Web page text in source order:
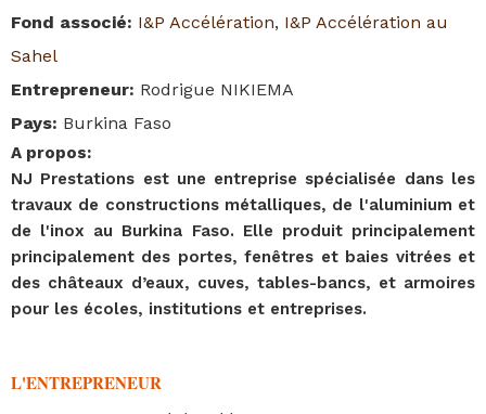
Fond associé: I&P Accélération, I&P Accélération au
Sahel
Entrepreneur: Rodrigue NIKIEMA
Pays: Burkina Faso
A propos:
NJ Prestations est une entreprise spécialisée dans les
travaux de constructions métalliques, de l'aluminium et
de l'inox au Burkina Faso. Elle produit principalement
principalement des portes, fenêtres et baies vitrées et
des châteaux d’eaux, cuves, tables-bancs, et armoires
pour les écoles, institutions et entreprises.
L'ENTREPRENEUR